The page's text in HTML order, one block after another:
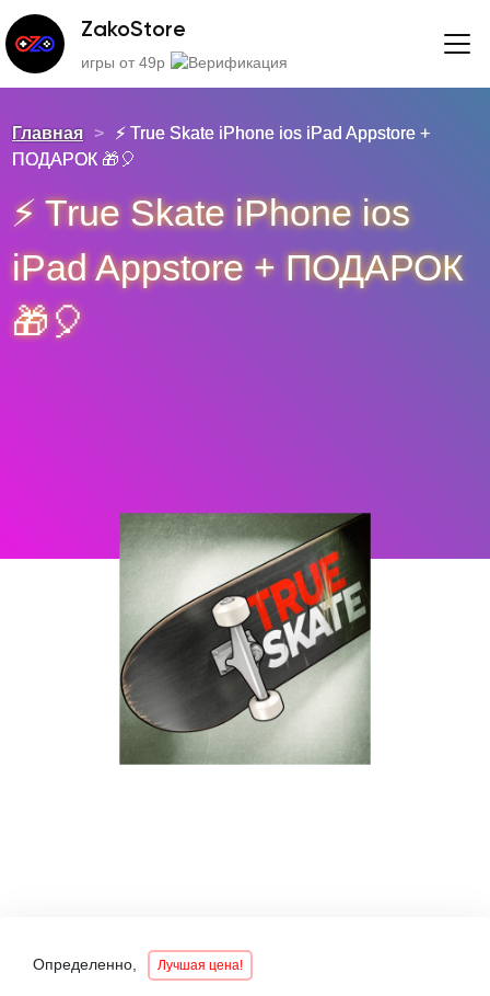
ZakoStore
игры от 49р
Главная >
⚡️ True Skat‪e iPhone ios iPad Appstore +
ПОДАРОК 🎁🎈
⚡️ True Skat‪e iPhone ios
iPad Appstore + ПОДАРОК
🎁🎈
Определенно, Лучшая цена!